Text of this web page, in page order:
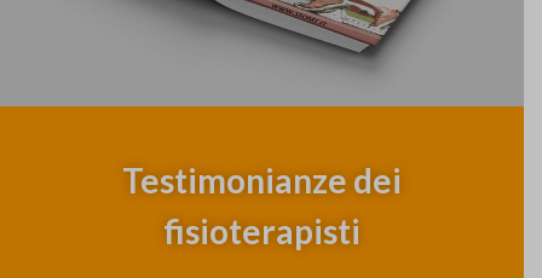
Testimonianze dei
fisioterapisti